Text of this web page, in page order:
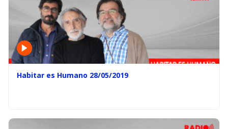
Habitar es Humano 28/05/2019